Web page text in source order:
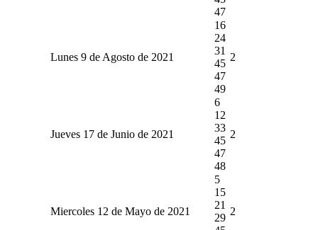
47
Lunes 9 de Agosto de 2021
16
24
31
45
47
49
2
Jueves 17 de Junio de 2021
6
12
33
45
47
48
2
Miercoles 12 de Mayo de 2021
5
15
21
29
2